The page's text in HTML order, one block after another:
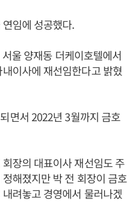
임에 성공했다.
울 양재동 더케이호텔에서
내이사에 재선임한다고 밝혔
면서 2022년 3월까지 금호
장의 대표이사 재선임도 주
해졌지만 박 전 회장이 금호
려놓고 경영에서 물러나겠